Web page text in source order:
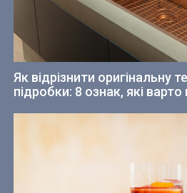
Як відрізнити оригінальну
підробки: 8 ознак, які варто